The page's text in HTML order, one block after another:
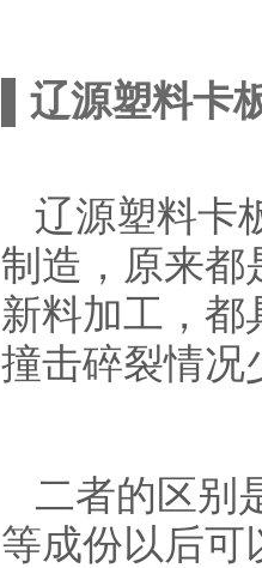
▌辽源塑料卡
辽源塑料卡
制造，原来都
新料加工，都
撞击碎裂情况
二者的区别
等成份以后可